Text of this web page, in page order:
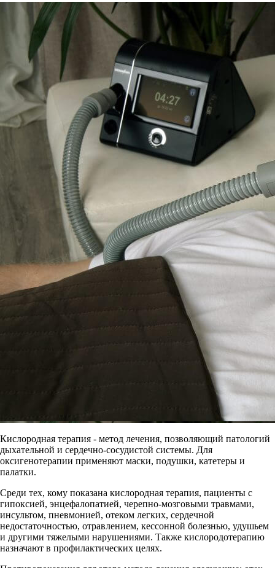
Кислородная терапия - метод лечения, позволяющий патологий
дыхательной и сердечно-сосудистой системы. Для
оксигенотерапии применяют маски, подушки, катетеры и
палатки.
Среди тех, кому показана кислородная терапия, пациенты с
гипоксией, энцефалопатией, черепно-мозговыми травмами,
инсультом, пневмонией, отеком легких, сердечной
недостаточностью, отравлением, кессонной болезнью, удушьем
и другими тяжелыми нарушениями. Также кислородотерапию
назначают в профилактических целях.